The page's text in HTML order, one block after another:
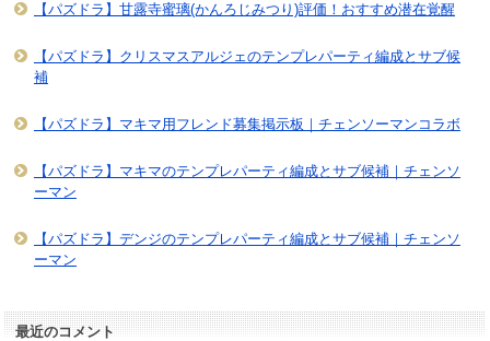
【パズドラ】甘露寺蜜璃(かんろじみつり)評価！おすすめ潜在覚醒
【パズドラ】クリスマスアルジェのテンプレパーティ編成とサブ候
補
【パズドラ】マキマ用フレンド募集掲示板｜チェンソーマンコラボ
【パズドラ】マキマのテンプレパーティ編成とサブ候補｜チェンソ
ーマン
【パズドラ】デンジのテンプレパーティ編成とサブ候補｜チェンソ
ーマン
最近のコメント